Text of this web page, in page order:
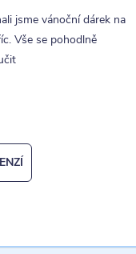
jsme vánoční dárek na
Vše se pohodlně